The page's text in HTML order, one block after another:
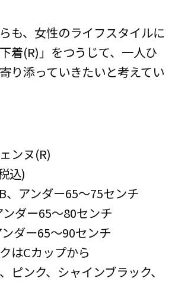
も、女性のライフスタイルに
着(R)」をつうじて、一人ひ
り添っていきたいと考えてい
ンヌ(R)
込)
、アンダー65～75センチ
ダー65～80センチ
ダー65～90センチ
はCカップから
ピンク、シャインブラック、